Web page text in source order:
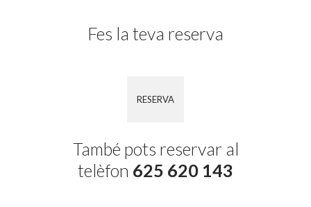
Fes la teva reserva
RESERVA
També pots reservar al
telèfon 625 620 143